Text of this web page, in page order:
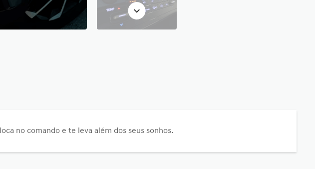
no comando e te leva além dos seus sonhos.